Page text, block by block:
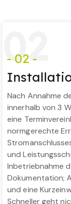
02
- 02 -
Nach Annahme
innerhalb von 3
eine
normgerechte
und
Inbetriebnahme
Dokumentation;
und eine
Schneller geht